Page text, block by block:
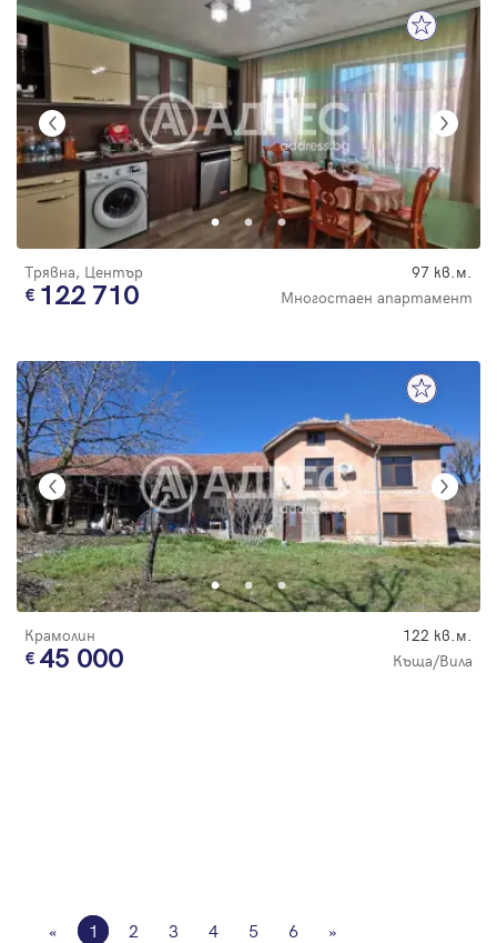
Трявна, Център 97 кв.м.
122 710 Многостаен апартамент
Крамолин 122 кв.м.
45 000 Къща/Вила
« 1 2 3 4 5 6 »